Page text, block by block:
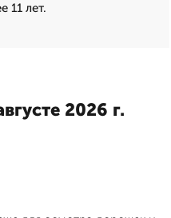
11 лет.
2026 г.